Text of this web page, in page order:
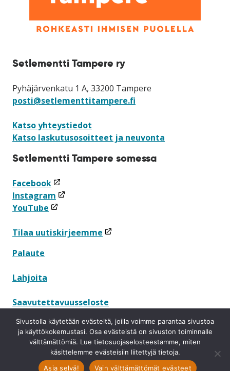
Setlementti Tampere ry
Pyhäjärvenkatu 1 A, 33200 Tampere
posti@setlementtitampere.fi
Katso yhteystiedot
Katso laskutusosoitteet ja neuvonta
Setlementti Tampere somessa
Facebook(linkki
avataan
uuteen
Instagram (linkki
avataan
ikkunaan)
YouTube (linkki
uuteen
Tilaa uutiskirjeemme (linkki
Palaute
Lahjoita
Saavutettavuusseloste
Tietosuojaseloste
Ilmoituskanava
Sivustolla käytetään evästeitä, joilla voimme parantaa sivustoa
ja käyttökokemustasi. Osa evästeistä on sivuston toiminnalle
välttämättömiä. Lue tietosuojaselosteestamme, miten
käsittelemme evästeisiin liitettyjä tietoja.
Asia selvä!
Vain välttämättömät evästeet